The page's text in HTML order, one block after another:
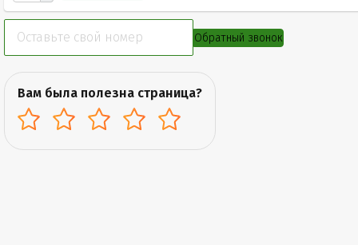
Обратный звонок
Вам была полезна страница?